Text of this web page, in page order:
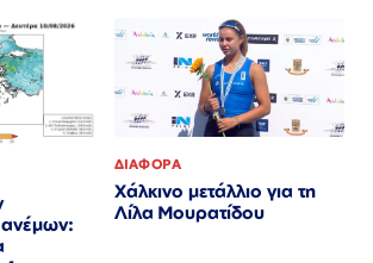
ΔΙΑΦΟΡΑ
Χάλκινο μετάλλιο για τη
Λίλα Μουρατίδου